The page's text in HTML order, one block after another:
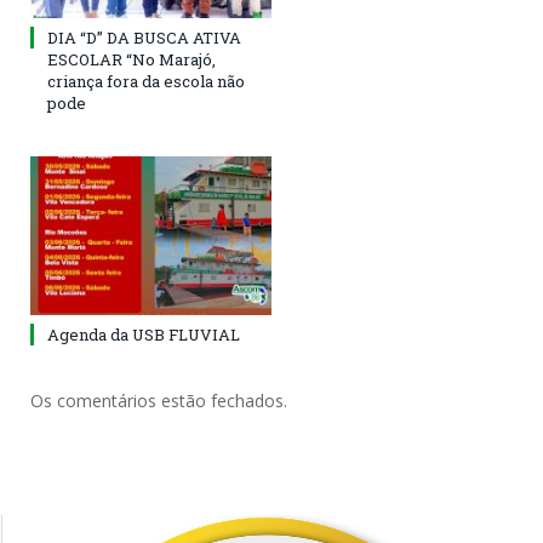
DIA “D” DA BUSCA ATIVA
ESCOLAR “No Marajó,
criança fora da escola não
pode
Agenda da USB FLUVIAL
Os comentários estão fechados.